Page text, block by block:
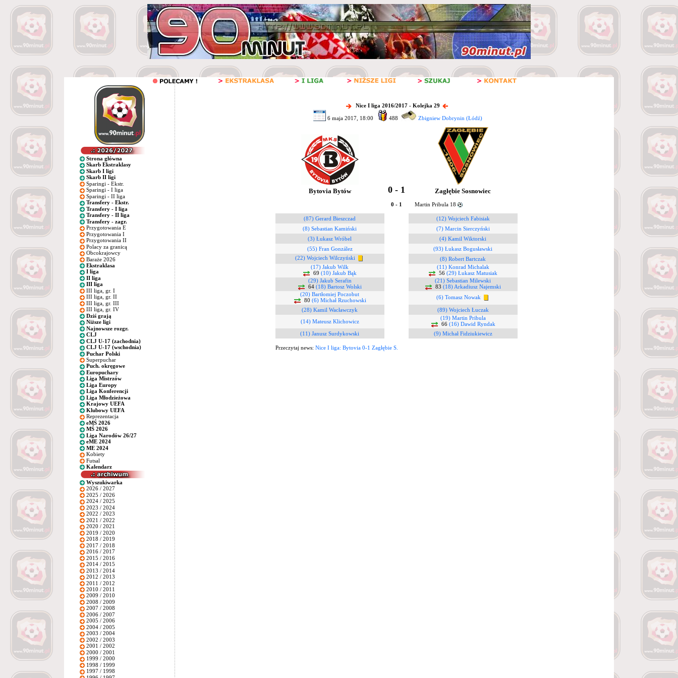
Strona główna
Skarb Ekstraklasy
Skarb I ligi
Skarb II ligi
Sparingi - Ekstr.
Sparingi - I liga
Sparingi - II liga
Transfery - Ekstr.
Transfery - I liga
Transfery - II liga
Transfery - zagr.
Przygotowania E
Przygotowania I
Przygotowania II
Polacy za granicą
Obcokrajowcy
Baraże 2026
Ekstraklasa
I liga
II liga
III liga
III liga, gr. I
III liga, gr. II
III liga, gr. III
III liga, gr. IV
Dziś grają
Niższe ligi
Najnowsze rozgr.
CLJ
CLJ U-17 (zachodnia)
CLJ U-17 (wschodnia)
Puchar Polski
Superpuchar
Puch. okręgowe
Europuchary
Liga Mistrzów
Liga Europy
Liga Konferencji
Liga Młodzieżowa
Krajowy UEFA
Klubowy UEFA
Reprezentacja
eMŚ 2026
MŚ 2026
Liga Narodów 26/27
eME 2024
ME 2024
Kobiety
Futsal
Kalendarz
Wyszukiwarka
2026 / 2027
2025 / 2026
2024 / 2025
2023 / 2024
2022 / 2023
2021 / 2022
2020 / 2021
2019 / 2020
2018 / 2019
2017 / 2018
2016 / 2017
2015 / 2016
2014 / 2015
2013 / 2014
2012 / 2013
2011 / 2012
2010 / 2011
2009 / 2010
2008 / 2009
2007 / 2008
2006 / 2007
2005 / 2006
2004 / 2005
2003 / 2004
2002 / 2003
2001 / 2002
2000 / 2001
1999 / 2000
1998 / 1999
1997 / 1998
Nice I liga 2016/2017 - Kolejka 29
6 maja 2017, 18:00 488 Zbigniew Dobrynin (Łódź)
Bytovia Bytów 0 - 1 Zagłębie Sosnowiec
0 - 1 Martin Pribula 18
(87) Gerard Bieszczad
(12) Wojciech Fabisiak
(8) Sebastian Kamiński
(7) Marcin Sierczyński
(3) Łukasz Wróbel
(4) Kamil Wiktorski
(55) Fran González
(93) Łukasz Bogusławski
(22) Wojciech Wilczyński
(8) Robert Bartczak
(17) Jakub Wilk
69 (10) Jakub Bąk
(11) Konrad Michalak
56 (29) Łukasz Matusiak
(29) Jakub Serafin
64 (18) Bartosz Wolski
(21) Sebastian Milewski
83 (18) Arkadiusz Najemski
(20) Bartłomiej Poczobut
80 (6) Michał Rzuchowski (6) Tomasz Nowak
(28) Kamil Wacławczyk
(89) Wojciech Łuczak
(14) Mateusz Klichowicz
(19) Martin Pribula
66 (16) Dawid Ryndak
(11) Janusz Surdykowski
(9) Michał Fidziukiewicz
Przeczytaj news: Nice I liga: Bytovia 0-1 Zagłębie S.